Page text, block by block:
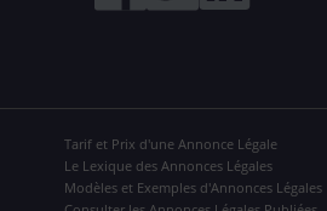
Tarif et Prix d'une Annonce Légale
Le Lexique des Annonces Légales
Modèles et Exemples d'Annonces Légales